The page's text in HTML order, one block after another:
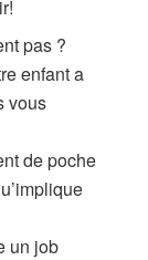
pas ?
enfant a
vous
de poche
un job